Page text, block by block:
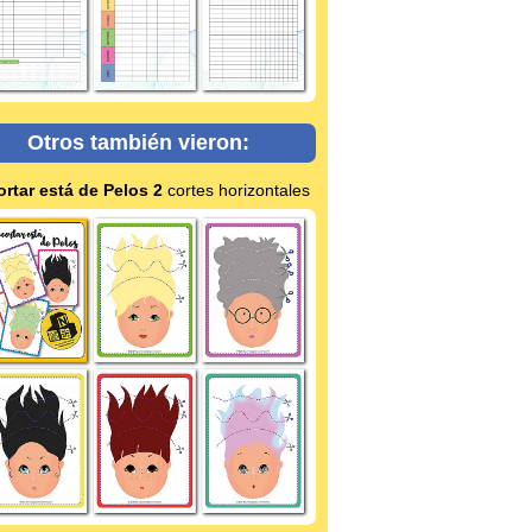
Otros también vieron:
está de Pelos 2 cortes horizontales